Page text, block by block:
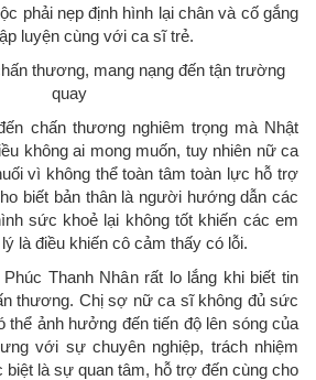
phải nẹp định hình lại chân và cố gắng
luyện cùng với ca sĩ trẻ.
chấn thương nghiêm trọng mà Nhật
không ai mong muốn, tuy nhiên nữ ca
vì không thể toàn tâm toàn lực hỗ trợ
biết bản thân là người hướng dẫn các
sức khoẻ lại không tốt khiến các em
là điều khiến cô cảm thấy có lỗi.
Thanh Nhân rất lo lắng khi biết tin
thương. Chị sợ nữ ca sĩ không đủ sức
thể ảnh hưởng đến tiến độ lên sóng của
với sự chuyên nghiệp, trách nhiệm
biệt là sự quan tâm, hỗ trợ đến cùng cho